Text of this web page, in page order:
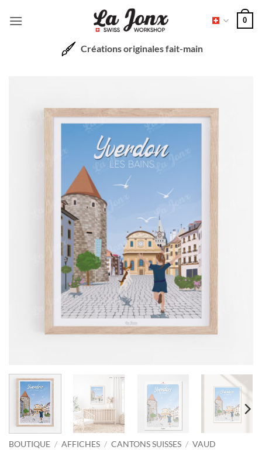
0
Créations originales fait-main
BOUTIQUE / AFFICHES / CANTONS SUISSES / VAUD